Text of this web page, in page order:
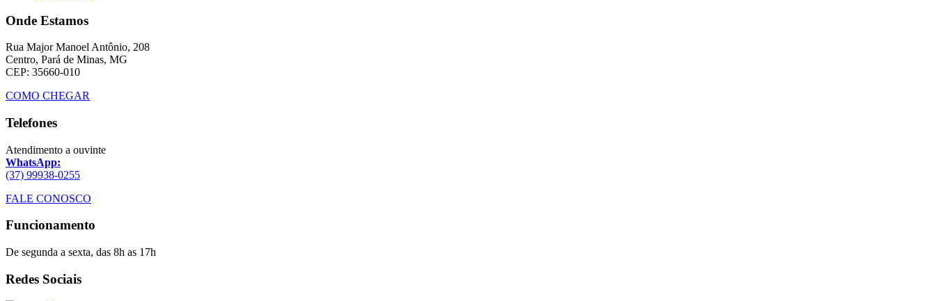
Onde Estamos
Rua Major Manoel Antônio, 208
Centro, Pará de Minas, MG
CEP: 35660-010
COMO CHEGAR
Telefones
Atendimento a ouvinte
WhatsApp:
(37) 99938-0255
FALE CONOSCO
Funcionamento
De segunda a sexta, das 8h as 17h
Redes Sociais